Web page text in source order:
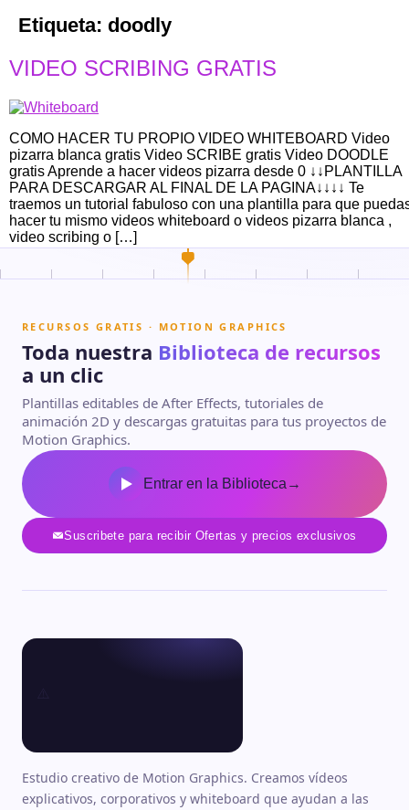
Etiqueta: doodly
VIDEO SCRIBING GRATIS
COMO HACER TU PROPIO VIDEO WHITEBOARD Video
pizarra blanca gratis Video SCRIBE gratis Video DOODLE
gratis Aprende a hacer videos pizarra desde 0 ↓↓PLANTILLA
PARA DESCARGAR AL FINAL DE LA PAGINA↓↓↓↓ Te
traemos un tutorial fabuloso con una plantilla para que
hacer tu mismo videos whiteboard o videos pizarra blanca ,
video scribing o […]
RECURSOS GRATIS · MOTION GRAPHICS
Toda nuestra Biblioteca de recursos
a un clic
Plantillas editables de After Effects, tutoriales de
animación 2D y descargas gratuitas para tus proyectos de
Motion Graphics.
Entrar en la Biblioteca →
Suscribete para recibir Ofertas y precios exclusivos
Estudio creativo de Motion Graphics. Creamos vídeos
explicativos, corporativos y whiteboard que ayudan a las